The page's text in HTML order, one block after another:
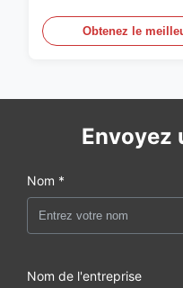
diamètre de lame de
un volume d'air de
Obtenez le
Envoyez
Nom *
Nom de l'entreprise